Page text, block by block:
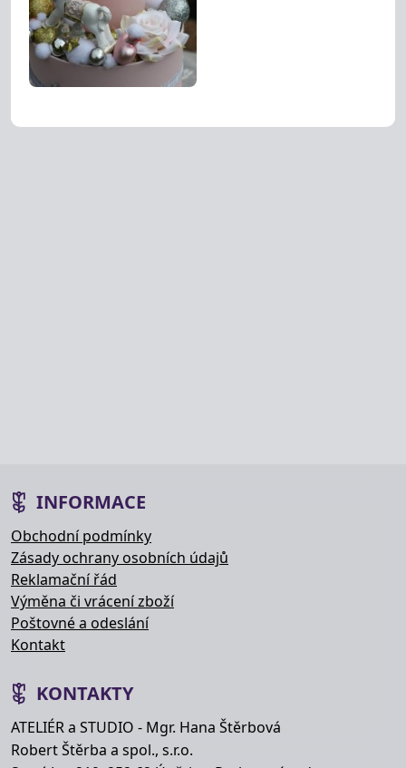
INFORMACE
Obchodní podmínky
Zásady ochrany osobních údajů
Reklamační řád
Výměna či vrácení zboží
Poštovné a odeslání
Kontakt
KONTAKTY
ATELIÉR a STUDIO - Mgr. Hana Štěrbová
Robert Štěrba a spol., s.r.o.